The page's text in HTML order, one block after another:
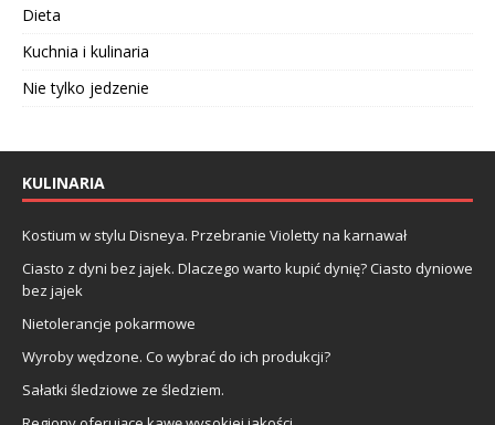
Dieta
Kuchnia i kulinaria
Nie tylko jedzenie
KULINARIA
Kostium w stylu Disneya. Przebranie Violetty na karnawał
Ciasto z dyni bez jajek. Dlaczego warto kupić dynię? Ciasto dyniowe
bez jajek
Nietolerancje pokarmowe
Wyroby wędzone. Co wybrać do ich produkcji?
Sałatki śledziowe ze śledziem.